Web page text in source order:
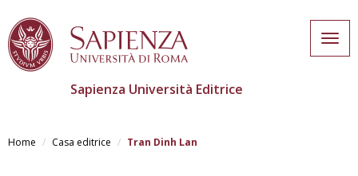
main
Sapienza Università Editrice
Home Casa editrice Tran Dinh Lan